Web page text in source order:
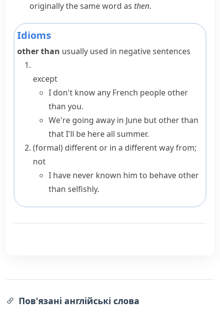
originally the same word as then.
Idioms
other than usually used in negative sentences
except
I don't know any French people other
than you.
We're going away in June but other than
thatI'll be here all summer.
(formal) different or in a different way from;
not
I have never known him to behave other
than selfishly.
Пов'язані англійські слова